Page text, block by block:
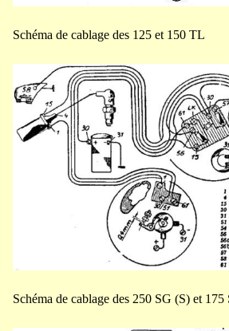
Schéma de cablage des 125 et 150 TL
Schéma de cablage des 250 SG (S) et 175